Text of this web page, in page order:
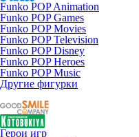
Funko POP Animation
Funko POP Games
Funko POP Movies
Funko POP Television
Funko POP Disney
Funko POP Heroes
Funko POP Music
Другие фигурки
Герои игр